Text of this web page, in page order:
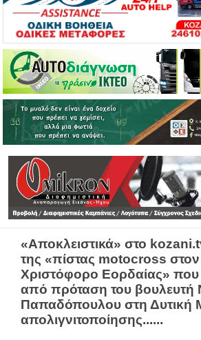
«Αποκλειστικά» στο
της «πίστας motocross στον
Χριστόφορο Εορδαίας» που
από πρόταση του βουλευτή
Παπαδόπουλου στη Δυτική
απολιγνιτοποίησης......